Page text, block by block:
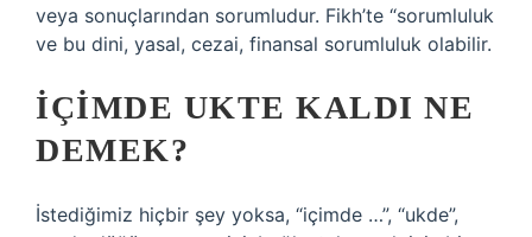
veya sonuçlarından sorumludur. Fikh’te “sorumluluk
ve bu dini, yasal, cezai, finansal sorumluluk olabilir.
İÇIMDE UKTE KALDI NE
DEMEK?
İstediğimiz hiçbir şey yoksa, “içimde …”, “ukde”,